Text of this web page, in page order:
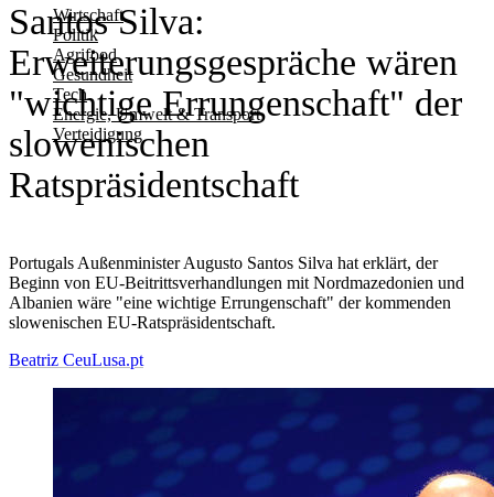
Wirtschaft
Politik
Agrifood
Gesundheit
Tech
Energie, Umwelt & Transport
Verteidigung
Santos Silva:
Erweiterungsgespräche wären
"wichtige Errungenschaft" der
slowenischen
Ratspräsidentschaft
Portugals Außenminister Augusto Santos Silva hat erklärt, der
Beginn von EU-Beitrittsverhandlungen mit Nordmazedonien und
Albanien wäre "eine wichtige Errungenschaft" der kommenden
slowenischen EU-Ratspräsidentschaft.
Beatriz CeuLusa.pt